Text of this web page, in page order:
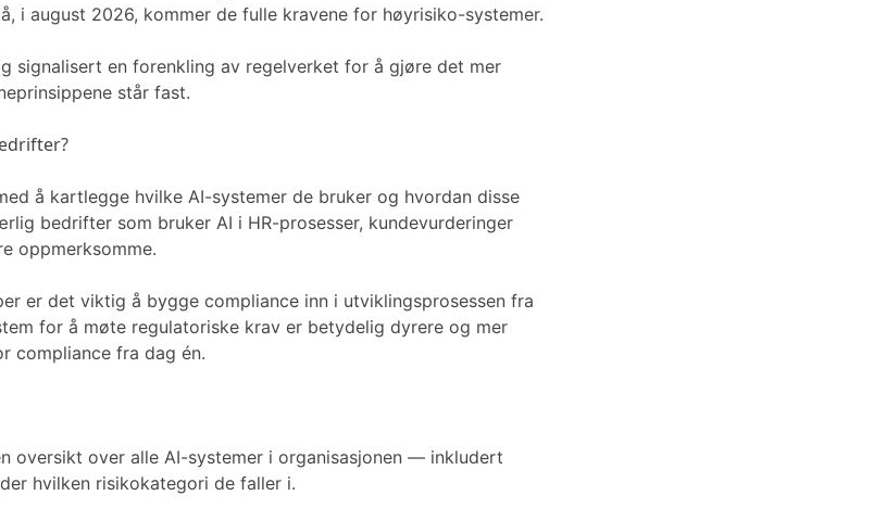
i august 2026, kommer de fulle kravene for høyrisiko-systemer.
signalisert en forenkling av regelverket for å gjøre det mer
står fast.
å kartlegge hvilke AI-systemer de bruker og hvordan disse
bedrifter som bruker AI i HR-prosesser, kundevurderinger
oppmerksomme.
er det viktig å bygge compliance inn i utviklingsprosessen fra
for å møte regulatoriske krav er betydelig dyrere og mer
compliance fra dag én.
oversikt over alle AI-systemer i organisasjonen — inkludert
hvilken risikokategori de faller i.